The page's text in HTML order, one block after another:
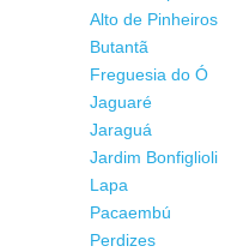
Alto de Pinheiros
Butantã
Freguesia do Ó
Jaguaré
Jaraguá
Jardim Bonfiglioli
Lapa
Pacaembú
Perdizes